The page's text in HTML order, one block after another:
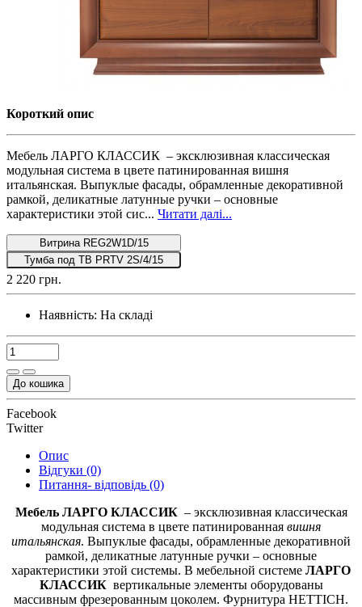
Короткий опис
Мебель ЛАРГО КЛАССИК – эксклюзивная классическая
модульная система в цвете патинированная вишня
итальянская. Выпуклые фасады, обрамленные декоративной
рамкой, деликатные латунные ручки – основные
характеристики этой сис... Читати далі...
Витрина REG2W1D/15
Тумба под ТВ PRTV 2S/4/15
2 220 грн.
Наявність: На складі
До кошика
Facebook
Twitter
Опис
Відгуки (0)
Питання- відповідь (0)
Мебель ЛАРГО КЛАССИК– эксклюзивная классическая
модульная система в цвете патинированная вишня
итальянская. Выпуклые фасады, обрамленные декоративной
рамкой, деликатные латунные ручки – основные
характеристики этой системы. В мебельной системе ЛАРГО
КЛАССИК вертикальные элементы оборудованы
массивным фрезерованным цоколем. Фурнитура HETTICH.